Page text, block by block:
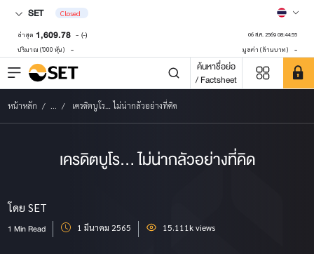
SET Closed
ล่าสุด 1,609.78 - (-) 06 ส.ค. 2569 08:44:55
ปริมาณ ('000 หุ้น) - มูลค่า (ล้านบาท) -
ค้นหาชื่อย่อ
/ Factsheet
หน้าหลัก ... เครดิตบูโร… ไม่น่ากลัวอย่างที่คิด
เครดิตบูโร… ไม่น่ากลัวอย่างที่คิด
โดย SET
1 Min Read 1 มีนาคม 2565 15.111k views